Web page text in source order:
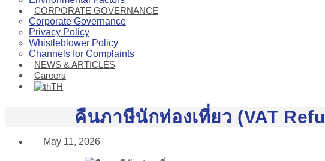
CORPORATE GOVERNANCE
Corporate Governance
Privacy Policy
Whistleblower Policy
Channels for Complaints
NEWS & ARTICLES
Careers
TH
คืนภาษีนักท่องเที่ยว (VAT
May 11, 2026